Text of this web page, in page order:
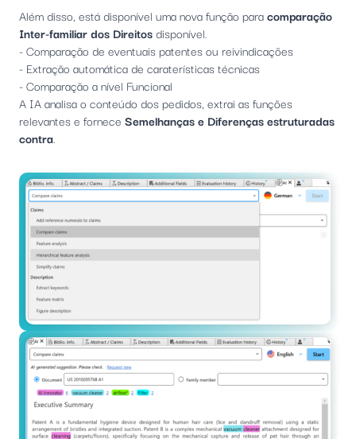
Além disso, está disponível uma nova função paracomparação
Inter-familiar dos Direitosdisponível.
- Comparação de eventuais patentes ou reivindicações
- Extração automática de caraterísticas técnicas
- Comparação a nível Funcional
A IA analisa o conteúdo dos pedidos, extrai as funções
relevantes e fornece Semelhanças e Diferenças estruturadas
contra.